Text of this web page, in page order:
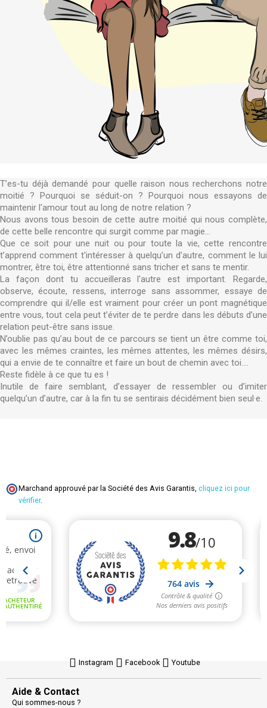
T’es-tu déjà demandé pour quelle raison nous recherchons notre
moitié ? Pourquoi se séduit-on ? Pourquoi nous essayons de
maintenir l'amour tout au long de notre relation ?
Nous avons tous besoin de cette autre moitié qui nous complète,
de cette belle rencontre qui surgit comme par magie…
Que ce soit pour une nuit ou pour toute la vie, cette rencontre
t’apprend comment t'intéresser à quelqu’un d’autre, comment le lui
montrer, être toi, être attentionné sans tricher et sans te mentir.
La façon dont tu accueilleras l'autre est important. Regarde,
observe, écoute, ressens, interroge sans assommer, essaye de
comprendre qui il/elle est vraiment pour créer un pont magnétique
entre vous, tout cela peut t’éviter de te perdre dans les débuts d’une
relation peut-être sans issue.
N’oublie pas qu’au bout de ce parcours se tient un être comme toi,
avec les mêmes craintes, les mêmes attentes, les mêmes désirs,
qui a envie de te connaître et faire un bout de chemin avec toi….
Reste fidèle à ce que tu es !
Inutile de faire semblant, d’essayer de ressembler ou d’imiter
quelqu’un d’autre, car à la fin tu se sentirais décidément bien seul·e.
Marchand approuvé par la Société des Avis Garantis, cliquez ici pour
vérifier.
Instagram Facebook Youtube
Aide & Contact
Qui sommes-nous ?